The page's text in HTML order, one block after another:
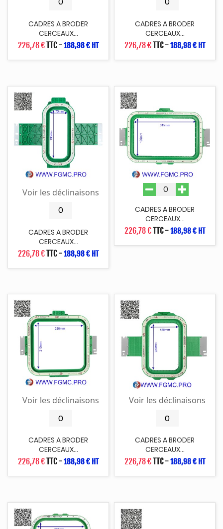
CADRES A BRODER
CERCEAUX...
226,78 €TTC-188,98 € HT
CADRES A BRODER
CERCEAUX...
226,78 €TTC-188,98 € HT
Voir les déclinaisons
CADRES A BRODER
CERCEAUX...
226,78 €TTC-188,98 € HT
CADRES A BRODER
CERCEAUX...
226,78 €TTC-188,98 € HT
Voir les déclinaisons
CADRES A BRODER
CERCEAUX...
226,78 €TTC-188,98 € HT
Voir les déclinaisons
CADRES A BRODER
CERCEAUX...
226,78 €TTC-188,98 € HT